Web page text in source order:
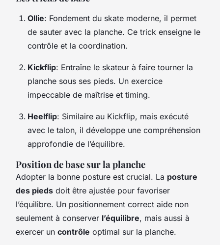
Ollie: Fondement du skate moderne, il permet
de sauter avec la planche. Ce trick enseigne le
contrôle et la coordination.
Kickflip: Entraîne le skateur à faire tourner la
planche sous ses pieds. Un exercice
impeccable de maîtrise et timing.
Heelflip: Similaire au Kickflip, mais exécuté
avec le talon, il développe une compréhension
approfondie de l’équilibre.
Position de base sur la planche
Adopter la bonne posture est crucial. La posture
des pieds doit être ajustée pour favoriser
l’équilibre. Un positionnement correct aide non
seulement à conserver l’équilibre, mais aussi à
exercer un contrôle optimal sur la planche.